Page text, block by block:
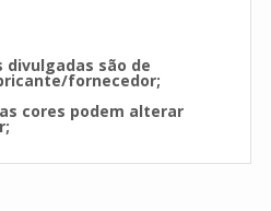
são de
fornecedor;
cores podem alterar